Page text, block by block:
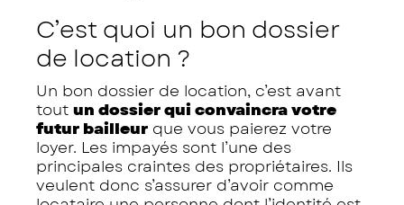
C’est quoi un bon dossier
de location ?
Un bon dossier de location, c’est avant
tout un dossier qui convaincra votre
futur bailleur que vous paierez votre
loyer. Les impayés sont l’une des
principales craintes des propriétaires. Ils
veulent donc s’assurer d’avoir comme